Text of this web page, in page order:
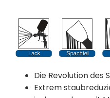
Die Revolution des
Extrem